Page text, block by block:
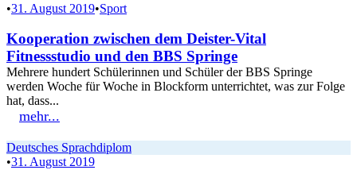
•31. August 2019•Sport
Kooperation zwischen dem Deister-Vital
Fitnessstudio und den BBS Springe
Mehrere hundert Schülerinnen und Schüler der BBS Springe
werden Woche für Woche in Blockform unterrichtet, was zur Folge
hat, dass...
mehr...
Deutsches Sprachdiplom
•31. August 2019